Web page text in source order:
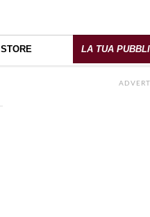
STORE LA TUA